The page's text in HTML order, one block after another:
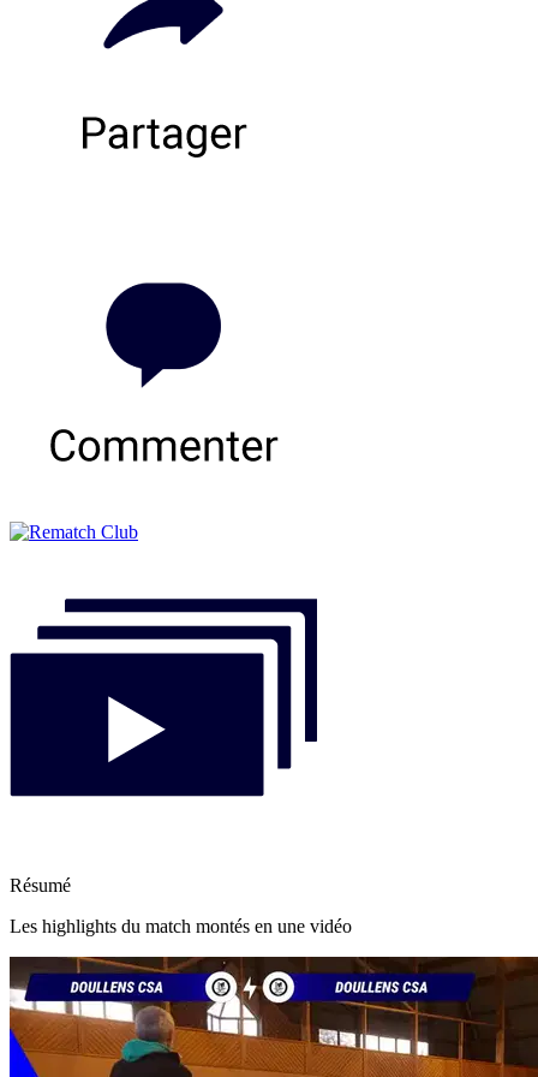
Résumé
Les highlights du match montés en une vidéo